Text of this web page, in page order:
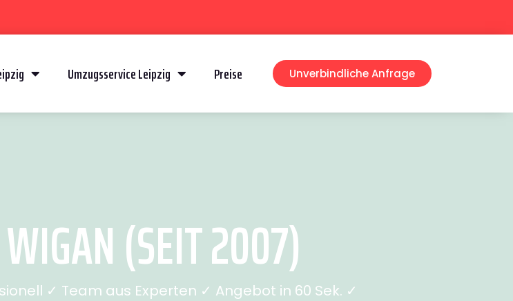
Umzugsservice Leipzig Preise Unverbindliche Anfrage
(SEIT 2007)
✓ Team aus Experten ✓ Angebot in 60 Sek. ✓